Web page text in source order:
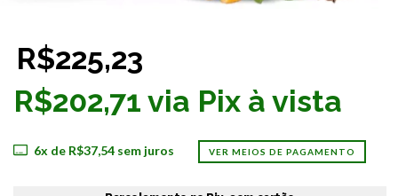
R$225,23
R$202,71 via Pix à vista
6x de R$37,54sem juros VER MEIOS DE PAGAMENTO